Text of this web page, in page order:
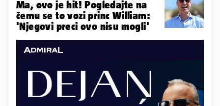
Ma, ovo je hit! Pogledajte na
čemu se to vozi princ William:
'Njegovi preci ovo nisu mogli'